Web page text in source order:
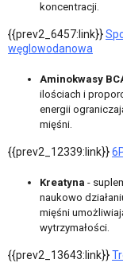
koncentracji.
{{prev2_6457:link}}
węglowodanowa
Aminokwasy
ilościach i
energii
mięśni.
{{prev2_12339:link}}
Kreatyna -
naukowo
mięśni
wytrzymałości.
{{prev2_13643:link}}